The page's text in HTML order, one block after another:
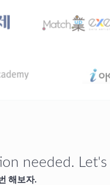
needed.
해보자.